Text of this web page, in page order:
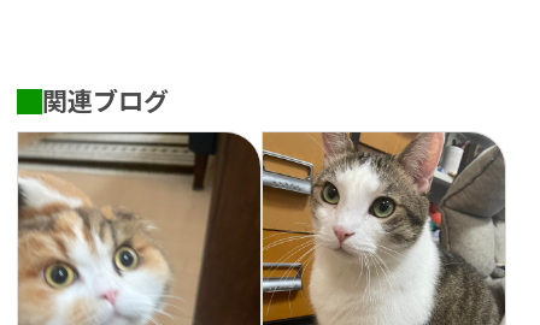
関連ブログ